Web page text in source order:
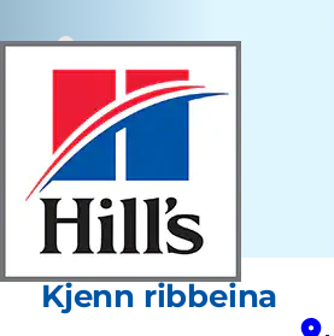
Kjenn ribbeina